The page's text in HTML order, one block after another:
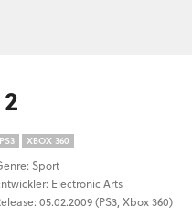
PS3 XBOX 360
Sport
Electronic Arts
05.02.2009 (PS3, Xbox 360)